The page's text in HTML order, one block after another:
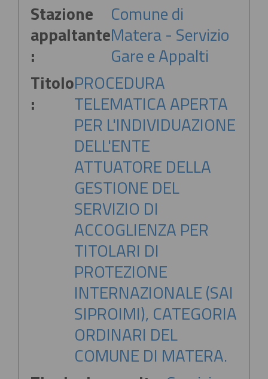
Stazione
appaltante
:
Comune di
Matera - Servizio
Gare e Appalti
Titolo
:
PROCEDURA
TELEMATICA APERTA
PER L'INDIVIDUAZIONE
DELL'ENTE
ATTUATORE DELLA
GESTIONE DEL
SERVIZIO DI
ACCOGLIENZA PER
TITOLARI DI
PROTEZIONE
INTERNAZIONALE (SAI
SIPROIMI), CATEGORIA
ORDINARI DEL
COMUNE DI MATERA.